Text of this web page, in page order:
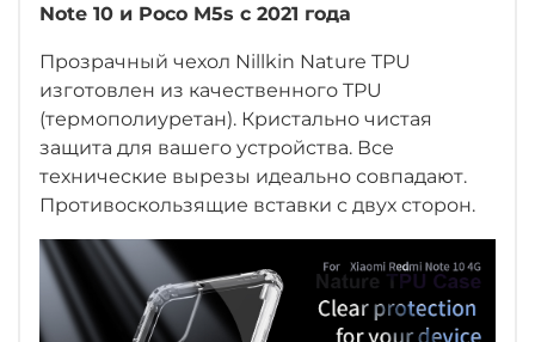
Note 10 и Poco M5s с 2021 года
Прозрачный чехол Nillkin Nature TPU
изготовлен из качественного TPU
(термополиуретан). Кристально чистая
защита для вашего устройства. Все
технические вырезы идеально совпадают.
Противоскользящие вставки с двух сторон.